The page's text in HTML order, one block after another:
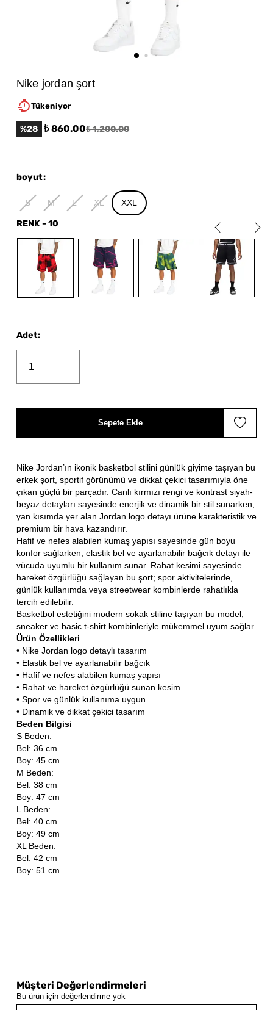
Nike jordan şort
Tükeniyor
%28 ₺ 860.00₺ 1,200.00
Nike Jordan’ın ikonik basketbol stilini günlük giyime taşıyan bu
erkek şort, sportif görünümü ve dikkat çekici tasarımıyla öne
çıkan güçlü bir parçadır. Canlı kırmızı rengi ve kontrast siyah-
beyaz detayları sayesinde enerjik ve dinamik bir stil sunarken,
yan kısımda yer alan Jordan logo detayı ürüne karakteristik ve
premium bir hava kazandırır.
Hafif ve nefes alabilen kumaş yapısı sayesinde gün boyu
konfor sağlarken, elastik bel ve ayarlanabilir bağcık detayı ile
vücuda uyumlu bir kullanım sunar. Rahat kesimi sayesinde
hareket özgürlüğü sağlayan bu şort; spor aktivitelerinde,
günlük kullanımda veya streetwear kombinlerde rahatlıkla
tercih edilebilir.
Basketbol estetiğini modern sokak stiline taşıyan bu model,
sneaker ve basic t-shirt kombinleriyle mükemmel uyum sağlar.
Ürün Özellikleri
• Nike Jordan logo detaylı tasarım
• Elastik bel ve ayarlanabilir bağcık
• Hafif ve nefes alabilen kumaş yapısı
• Rahat ve hareket özgürlüğü sunan kesim
• Spor ve günlük kullanıma uygun
• Dinamik ve dikkat çekici tasarım
Beden Bilgisi
S Beden:
Bel: 36 cm
Boy: 45 cm
M Beden:
Bel: 38 cm
Boy: 47 cm
L Beden:
Bel: 40 cm
Boy: 49 cm
XL Beden:
Bel: 42 cm
Boy: 51 cm
boyut:
S M L XL XXL
RENK- 10
Adet:
Sepete Ekle
Müşteri Değerlendirmeleri
Bu ürün için değerlendirme yok